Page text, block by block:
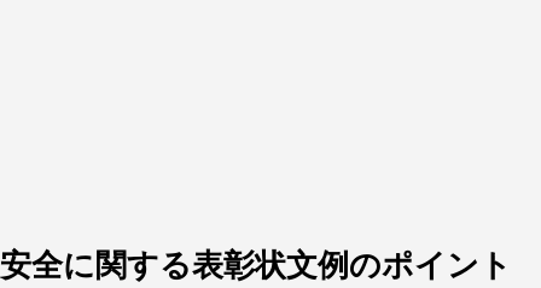
安全に関する表彰状文例のポイント